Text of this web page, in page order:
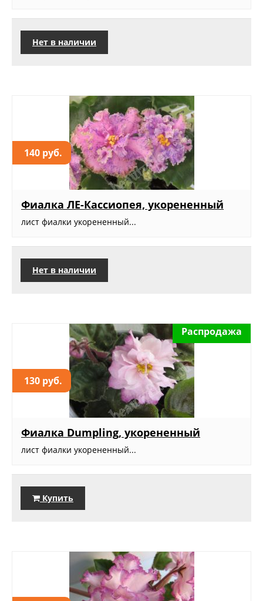
Нет в наличии
140 руб.
Фиалка ЛЕ-Кассиопея, укорененный
лист фиалки укорененный...
Нет в наличии
130 руб.
Распродажа
Фиалка Dumpling, укорененный
лист фиалки укорененный...
Купить